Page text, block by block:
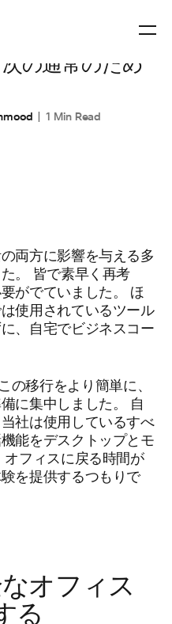
の通常のため
1 Min Read
両方に影響を与える多
。 皆で素早く再考
がでていました。 ほ
使用されているツール
、自宅でビジネスコー
の移行をより簡単に、
に集中しました。 自
社は使用しているすべ
能をデスクトップとモ
フィスに戻る時間が
を提供するつもりで
オフィス
る